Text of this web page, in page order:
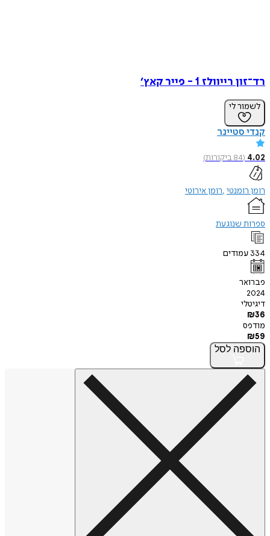
רד־זון רייוולז 1 - פייר קאץ׳
לשמור לי
קנדי סטיינר
4.02
(
84ביקורות)
רומן רומנטי רומן אירוטי
ספרות שנוגעת
334 עמודים
פברואר
2024
דיגיטלי
₪36
מודפס
₪59
הוספה לסל